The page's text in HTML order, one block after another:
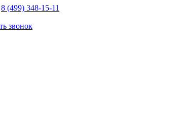
8 (499) 348-15-11
звонок